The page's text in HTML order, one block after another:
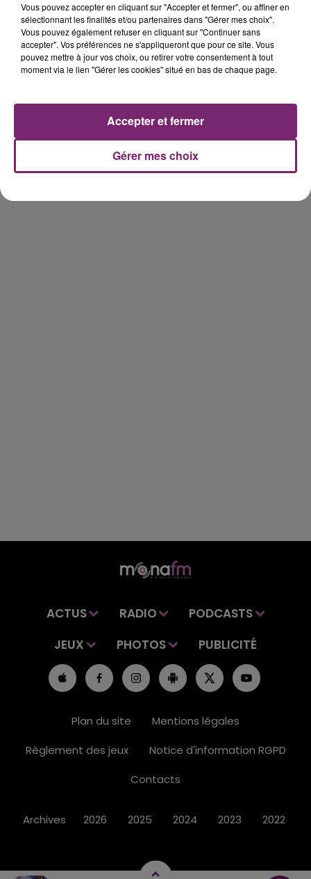
éclipse solaire du 12 Août 2026
158 pompiers de la région sont
partis hier soir pour la Gironde
ACTUS RADIO
PODCASTS
JEUX
PHOTOS PUBLICITÉ
Plan du site
Mentions légales
Règlement des jeux
Notice d'information RGPD
Contacts
Archives 2026 2025 2024 2023 2022
Vous pouvez accepter en cliquant sur "Accepter et fermer", ou affiner en
sélectionnant les finalités et/ou partenaires dans "Gérer mes choix".
Vous pouvez également refuser en cliquant sur "Continuer sans
accepter". Vos préférences ne s'appliqueront que pour ce site. Vous
pouvez mettre à jour vos choix, ou retirer votre consentement à tout
moment via le lien "Gérer les cookies" situé en bas de chaque page.
Gérer mes choix
Accepter et fermer